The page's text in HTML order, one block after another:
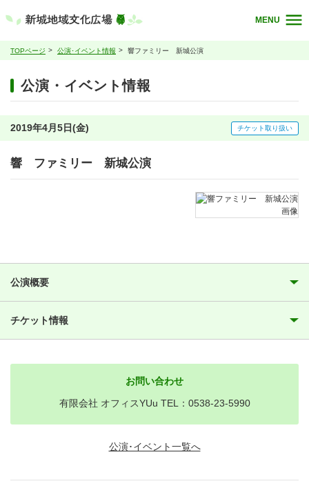
MENU
TOPページ 公演･イベント情報 響ファミリー 新城公演
公演・イベント情報
2019年4月5日(金) チケット取り扱い
響 ファミリー 新城公演
公演概要
チケット情報
お問い合わせ
有限会社 オフィスYUu TEL：0538-23-5990
公演･イベント一覧へ